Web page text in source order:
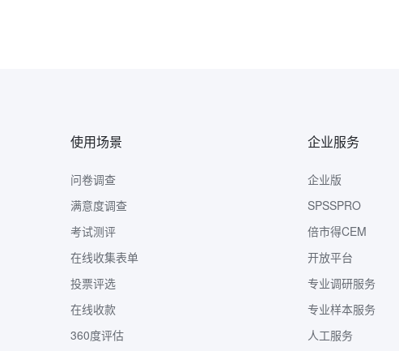
使用场景
问卷调查
满意度调查
考试测评
在线收集表单
投票评选
在线收款
360度评估
企业服务
企业版
SPSSPRO
倍市得CEM
开放平台
专业调研服务
专业样本服务
人工服务